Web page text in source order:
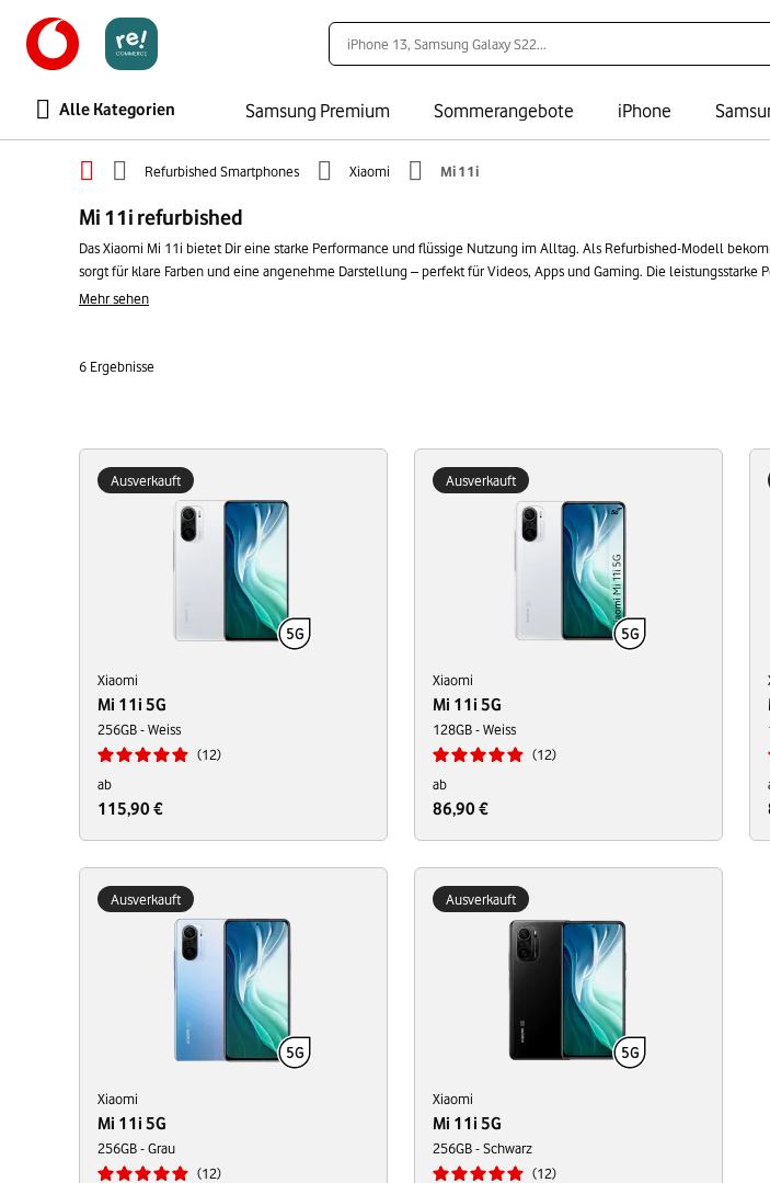
Alle Kategorien Samsung Premium Sommerangebote iPhone
Refurbished Smartphones Xiaomi Mi 11i
Mi 11i refurbished
Das Xiaomi Mi 11i bietet Dir eine starke Performance und flüssige Nutzung im Alltag. Als Refurbished-Modell
sorgt für klare Farben und eine angenehme Darstellung – perfekt für Videos, Apps und Gaming. Die
Multitasking läuft das Mi 11i zuverlässig und flüssig. Das Gerät liegt gut in der Hand und ist vielseitig einsetzbar.
Mehr sehen
6 Ergebnisse
Ausverkauft
Xiaomi
Mi 11i 5G
256GB - Weiss
12
ab
115,90 €
Ausverkauft
Xiaomi
Mi 11i 5G
128GB - Weiss
12
ab
86,90 €
Ausverkauft
Xiaomi
Mi 11i 5G
256GB - Grau
12
Ausverkauft
Xiaomi
Mi 11i 5G
256GB - Schwarz
12